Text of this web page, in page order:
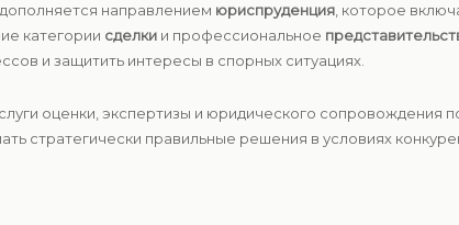
направлением юриспруденция , которое
категории сделки и профессиональное
и защитить интересы в спорных ситуациях.
оценки, экспертизы и юридического сопровождения
стратегически правильные решения в условиях